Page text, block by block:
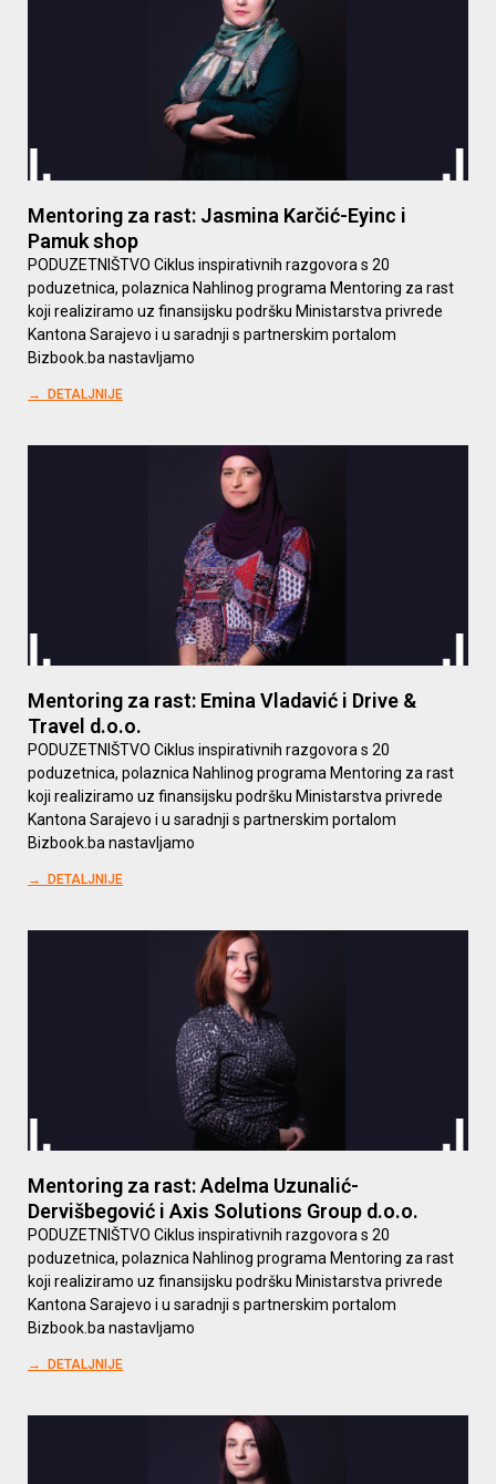
Mentoring za rast: Jasmina Karčić-Eyinc i
Pamuk shop
PODUZETNIŠTVO Ciklus inspirativnih razgovora s 20
poduzetnica, polaznica Nahlinog programa Mentoring za rast
koji realiziramo uz finansijsku podršku Ministarstva privrede
Kantona Sarajevo i u saradnji s partnerskim portalom
Bizbook.ba nastavljamo
→ DETALJNIJE
Mentoring za rast: Emina Vladavić i Drive &
Travel d.o.o.
PODUZETNIŠTVO Ciklus inspirativnih razgovora s 20
poduzetnica, polaznica Nahlinog programa Mentoring za rast
koji realiziramo uz finansijsku podršku Ministarstva privrede
Kantona Sarajevo i u saradnji s partnerskim portalom
Bizbook.ba nastavljamo
→ DETALJNIJE
Mentoring za rast: Adelma Uzunalić-
Dervišbegović i Axis Solutions Group d.o.o.
PODUZETNIŠTVO Ciklus inspirativnih razgovora s 20
poduzetnica, polaznica Nahlinog programa Mentoring za rast
koji realiziramo uz finansijsku podršku Ministarstva privrede
Kantona Sarajevo i u saradnji s partnerskim portalom
Bizbook.ba nastavljamo
→ DETALJNIJE